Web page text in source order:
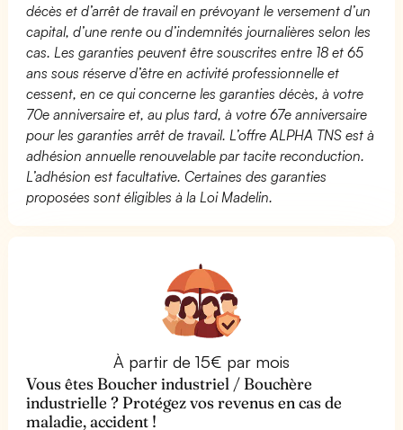
décès et d’arrêt de travail en prévoyant le versement d’un
capital, d’une rente ou d’indemnités journalières selon les
cas. Les garanties peuvent être souscrites entre 18 et 65
ans sous réserve d’être en activité professionnelle et
cessent, en ce qui concerne les garanties décès, à votre
70e anniversaire et, au plus tard, à votre 67e anniversaire
pour les garanties arrêt de travail. L’offre ALPHA TNS est à
adhésion annuelle renouvelable par tacite reconduction.
L’adhésion est facultative. Certaines des garanties
proposées sont éligibles à la Loi Madelin.
À partir de 15€ par mois
Vous êtes Boucher industriel / Bouchère
industrielle ? Protégez vos revenus en cas de
maladie, accident !